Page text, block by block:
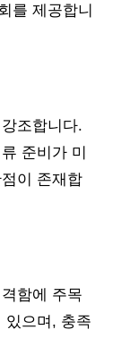
를 제공합니
조합니다.
준비가 미
이 존재합
함에 주목
있으며, 충족